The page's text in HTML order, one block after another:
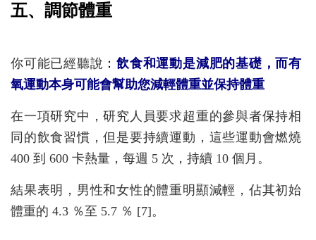
五、調節體重
你可能已經聽說 ：飲食和運動是減肥的基礎，而有
氧運動本身可能會幫助您減輕體重並保持體重
在一項研究中，研究人員要求超重的參與者保持相
同的飲食習慣，但是要持續運動，這些運動會燃燒
400 到 600 卡熱量，每週 5 次，持續 10 個月。
結果表明，男性和女性的體重明顯減輕，佔其初始
體重的 4.3 ％至 5.7 ％ [7]。